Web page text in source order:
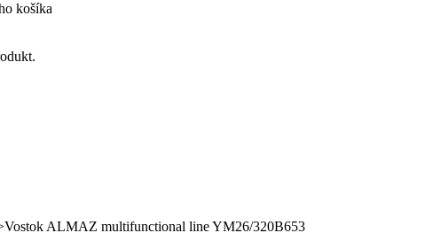
košíka
Vostok ALMAZ multifunctional line YM26/320B653